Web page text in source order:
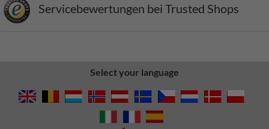
Servicebewertungen bei Trusted Shops
Select your language